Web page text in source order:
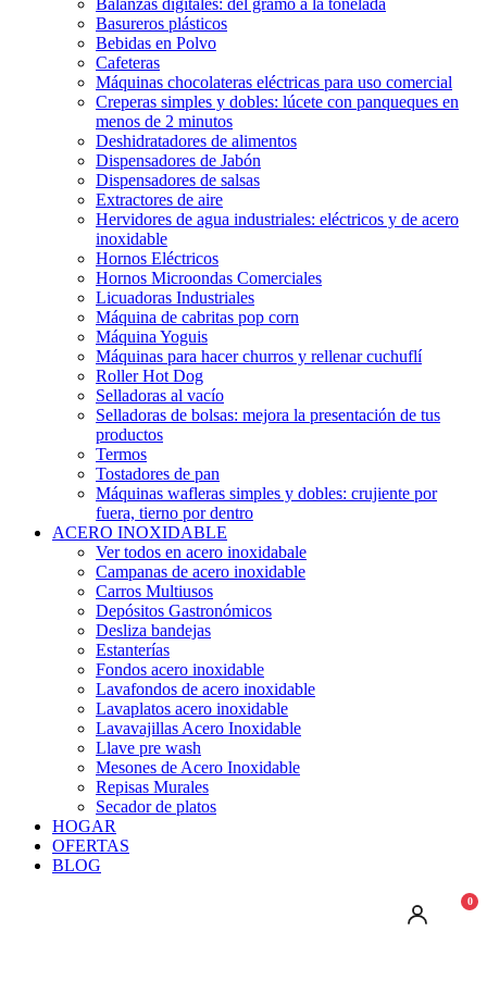
Balanzas digitales: del gramo a la tonelada
Basureros plásticos
Bebidas en Polvo
Cafeteras
Máquinas chocolateras eléctricas para uso comercial
Creperas simples y dobles: lúcete con panqueques en
menos de 2 minutos
Deshidratadores de alimentos
Dispensadores de Jabón
Dispensadores de salsas
Extractores de aire
Hervidores de agua industriales: eléctricos y de acero
inoxidable
Hornos Eléctricos
Hornos Microondas Comerciales
Licuadoras Industriales
Máquina de cabritas pop corn
Máquina Yoguis
Máquinas para hacer churros y rellenar cuchuflí
Roller Hot Dog
Selladoras al vacío
Selladoras de bolsas: mejora la presentación de tus
productos
Termos
Tostadores de pan
Máquinas wafleras simples y dobles: crujiente por
fuera, tierno por dentro
ACERO INOXIDABLE
Ver todos en acero inoxidabale
Campanas de acero inoxidable
Carros Multiusos
Depósitos Gastronómicos
Desliza bandejas
Estanterías
Fondos acero inoxidable
Lavafondos de acero inoxidable
Lavaplatos acero inoxidable
Lavavajillas Acero Inoxidable
Llave pre wash
Mesones de Acero Inoxidable
Repisas Murales
Secador de platos
HOGAR
OFERTAS
BLOG
0